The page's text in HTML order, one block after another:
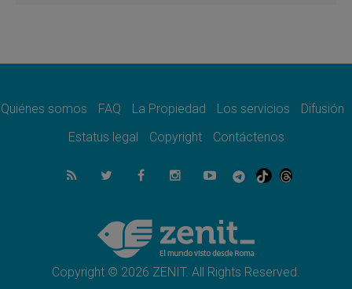
como misión al servicio del Evangelio
SIGNIS 2026, dar voz a las religiosas en el
07.08.2026
Lanzan un proyecto de empoderamiento
Programa oficial del Viaje Apostólico del
Papa León XIV a Francia
Quiénes somos FAQ La Propiedad Los servicios
Difusión
Estatus legal
Copyright Contáctenos
Copyright © 2026 ZENIT. All Rights Reserved.